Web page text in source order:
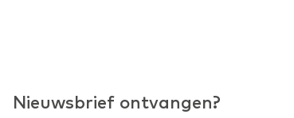
Nieuwsbrief ontvangen?